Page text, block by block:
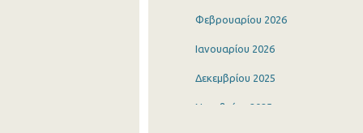
Φεβρουαρίου 2026
Ιανουαρίου 2026
Δεκεμβρίου 2025
Νοεμβρίου 2025